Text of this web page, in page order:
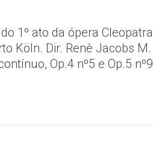
1º ato da ópera Cleopatra
Köln. Dir. Renè Jacobs M.
Op.4 nº5 e Op.5 nº9